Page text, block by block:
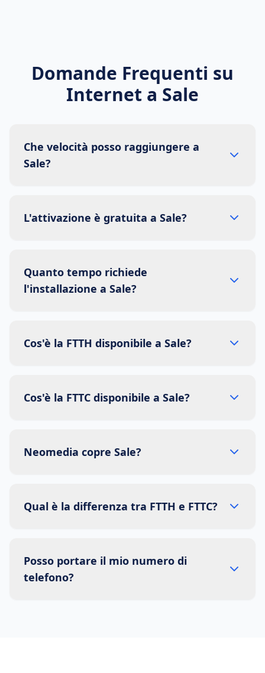
Domande Frequenti su
Internet a Sale
Che velocità posso raggiungere a
Sale?
L'attivazione è gratuita a Sale?
Quanto tempo richiede
l'installazione a Sale?
Cos'è la FTTH disponibile a Sale?
Cos'è la FTTC disponibile a Sale?
Neomedia copre Sale?
Qual è la differenza tra FTTH e FTTC?
Posso portare il mio numero di
telefono?